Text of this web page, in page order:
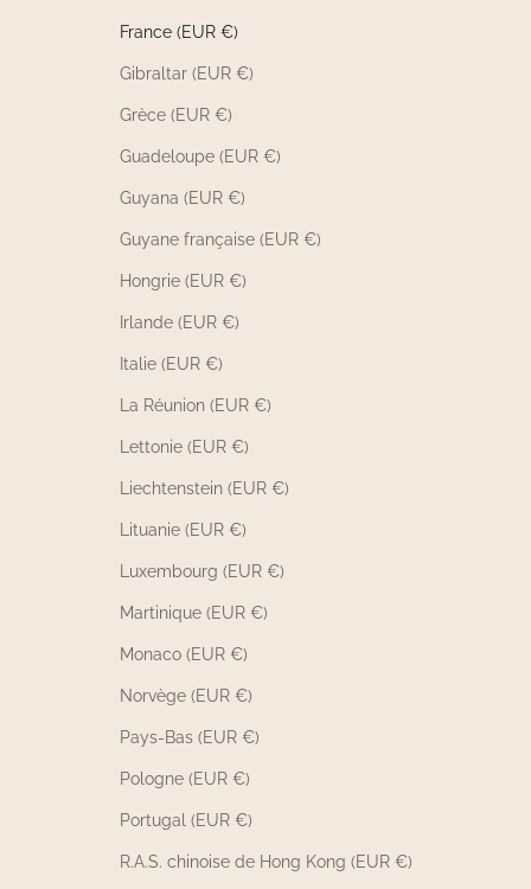
France (EUR €)
Gibraltar (EUR €)
Grèce (EUR €)
Guadeloupe (EUR €)
Guyana (EUR €)
Guyane française (EUR €)
Hongrie (EUR €)
Irlande (EUR €)
Italie (EUR €)
La Réunion (EUR €)
Lettonie (EUR €)
Liechtenstein (EUR €)
Lituanie (EUR €)
Luxembourg (EUR €)
Martinique (EUR €)
Monaco (EUR €)
Norvège (EUR €)
Pays-Bas (EUR €)
Pologne (EUR €)
Portugal (EUR €)
R.A.S. chinoise de Hong Kong (EUR €)